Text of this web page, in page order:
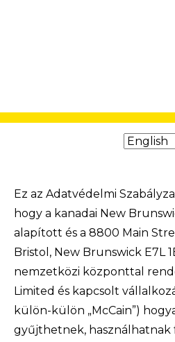
Ez az Adatvédelmi
hogy a kanadai New
alapított és a 8800 Main
Bristol, New Brunswick E7L
nemzetközi központtal
Limited és kapcsolt
külön-külön „McCain”)
gyűjthetnek, használhatnak